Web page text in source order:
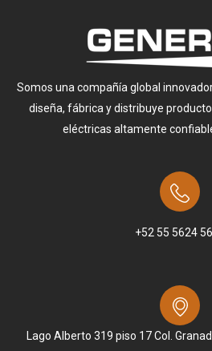
Somos una compañía global
diseña, fábrica y distribuye
eléctricas altamente
+52 55 5624
Lago Alberto 319 piso 17 Col.